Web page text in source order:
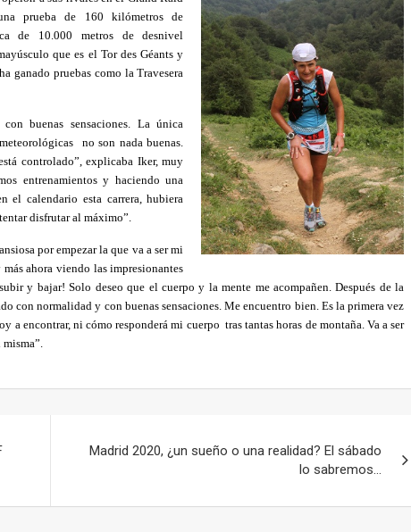
prueba de 160 kilómetros de
de 10.000 metros de desnivel
que es el Tor des Géants y
ganado pruebas como la Travesera
buenas sensaciones. La única
no son nada buenas.
controlado”, explicaba Iker, muy
entrenamientos y haciendo una
el calendario esta carrera, hubiera
disfrutar al máximo”.
por empezar la que va a ser mi
ahora viendo las impresionantes
y bajar! Solo deseo que el cuerpo y la mente me acompañen. Después de la
con normalidad y con buenas sensaciones. Me encuentro bien. Es la primera vez
a encontrar, ni cómo responderá mi cuerpo tras tantas horas de montaña. Va a ser
Madrid 2020, ¿un sueño o una realidad? El sábado
lo sabremos…